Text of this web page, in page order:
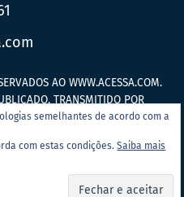
semelhantes de acordo com a
com estas condições.Saiba mais
AO WWW.ACESSA.COM.
TRANSMITIDO POR
SEM PRÉVIA